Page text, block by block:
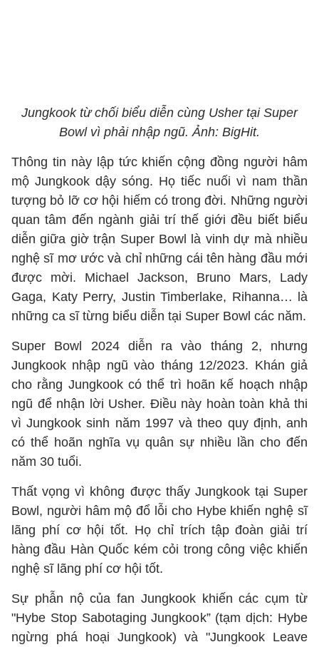
Jungkook từ chối biểu diễn cùng Usher tại Super
Bowl vì phải nhập ngũ. Ảnh: BigHit.
Thông tin này lập tức khiến cộng đồng người hâm
mộ Jungkook dậy sóng. Họ tiếc nuối vì nam thần
tượng bỏ lỡ cơ hội hiếm có trong đời. Những người
quan tâm đến ngành giải trí thế giới đều biết biểu
diễn giữa giờ trận Super Bowl là vinh dự mà nhiều
nghệ sĩ mơ ước và chỉ những cái tên hàng đầu mới
được mời. Michael Jackson, Bruno Mars, Lady
Gaga, Katy Perry, Justin Timberlake, Rihanna… là
những ca sĩ từng biểu diễn tại Super Bowl các năm.
Super Bowl 2024 diễn ra vào tháng 2, nhưng
Jungkook nhập ngũ vào tháng 12/2023. Khán giả
cho rằng Jungkook có thể trì hoãn kế hoạch nhập
ngũ để nhận lời Usher. Điều này hoàn toàn khả thi
vì Jungkook sinh năm 1997 và theo quy định, anh
có thể hoãn nghĩa vụ quân sự nhiều lần cho đến
năm 30 tuổi.
Thất vọng vì không được thấy Jungkook tại Super
Bowl, người hâm mộ đổ lỗi cho Hybe khiến nghệ sĩ
lãng phí cơ hội tốt. Họ chỉ trích tập đoàn giải trí
hàng đầu Hàn Quốc kém cỏi trong công việc khiến
nghệ sĩ lãng phí cơ hội tốt.
Sự phẫn nộ của fan Jungkook khiến các cụm từ
"Hybe Stop Sabotaging Jungkook” (tạm dịch: Hybe
ngừng phá hoại Jungkook) và "Jungkook Leave